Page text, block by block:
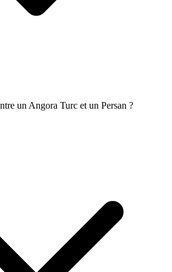
un Angora Turc et un Persan ?